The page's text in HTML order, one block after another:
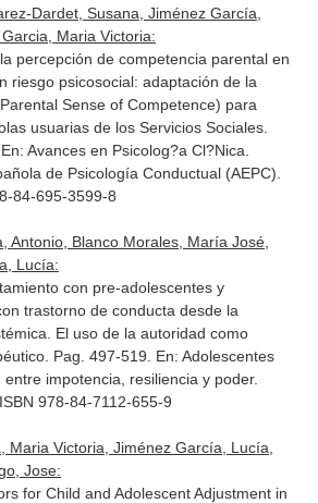
Dardet, Susana, Jiménez García,
Maria Victoria:
percepción de competencia parental en
riesgo psicosocial: adaptación de la
Sense of Competence) para
usuarias de los Servicios Sociales.
En: Avances en Psicolog?a Cl?Nica
de Psicología Conductual (AEPC).
84-695-3599-8
Antonio, Blanco Morales, María José,
Lucía:
con pre-adolescentes y
trastorno de conducta desde la
El uso de la autoridad como
Pag. 497-519. En: Adolescentes
entre impotencia, resiliencia y poder.
978-84-7112-655-9
Maria Victoria, Jiménez García, Lucía,
Jose:
for Child and Adolescent Adjustment in